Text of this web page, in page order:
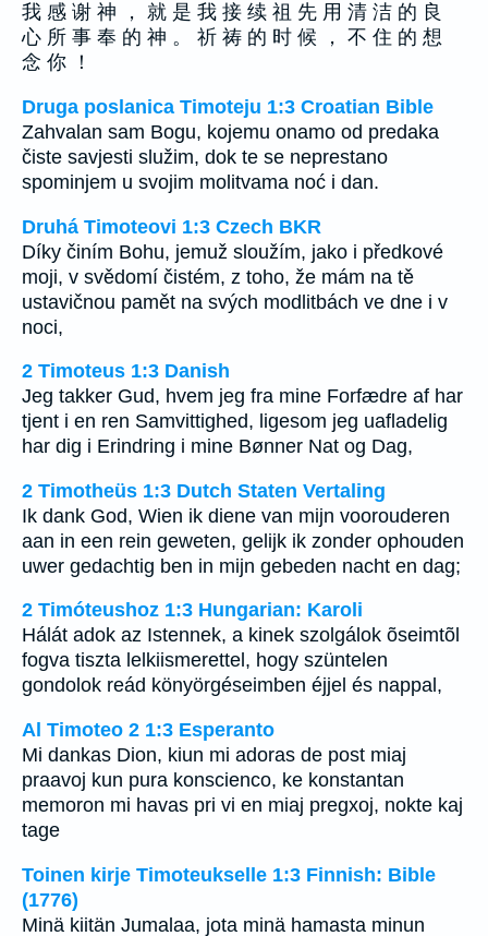
我 感 谢 神 ， 就 是 我 接 续 祖 先 用 清 洁 的 良
心 所 事 奉 的 神 。 祈 祷 的 时 候 ， 不 住 的 想
念 你 ！
Druga poslanica Timoteju 1:3 Croatian Bible
Zahvalan sam Bogu, kojemu onamo od predaka
čiste savjesti služim, dok te se neprestano
spominjem u svojim molitvama noć i dan.
Druhá Timoteovi 1:3 Czech BKR
Díky činím Bohu, jemuž sloužím, jako i předkové
moji, v svědomí čistém, z toho, že mám na tě
ustavičnou pamět na svých modlitbách ve dne i v
noci,
2 Timoteus 1:3 Danish
Jeg takker Gud, hvem jeg fra mine Forfædre af har
tjent i en ren Samvittighed, ligesom jeg uafladelig
har dig i Erindring i mine Bønner Nat og Dag,
2 Timotheüs 1:3 Dutch Staten Vertaling
Ik dank God, Wien ik diene van mijn voorouderen
aan in een rein geweten, gelijk ik zonder ophouden
uwer gedachtig ben in mijn gebeden nacht en dag;
2 Timóteushoz 1:3 Hungarian: Karoli
Hálát adok az Istennek, a kinek szolgálok õseimtõl
fogva tiszta lelkiismerettel, hogy szüntelen
gondolok reád könyörgéseimben éjjel és nappal,
Al Timoteo 2 1:3 Esperanto
Mi dankas Dion, kiun mi adoras de post miaj
praavoj kun pura konscienco, ke konstantan
memoron mi havas pri vi en miaj pregxoj, nokte kaj
tage
Toinen kirje Timoteukselle 1:3 Finnish: Bible
(1776)
Minä kiitän Jumalaa, jota minä hamasta minun